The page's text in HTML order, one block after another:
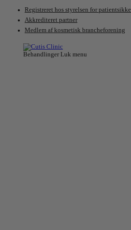
Videre
indhold
Registreret hos styrelsen for
Akkrediteret partner
Medlem af kosmetisk brancheforening
Behandlinger Luk menu